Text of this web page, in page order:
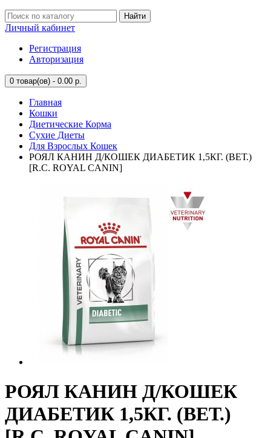
Найти
Личный кабинет
Регистрация
Авторизация
0 товар(ов) - 0.00 р.
Главная
Кошки
Диетические Корма
Сухие Диеты
Для Взрослых Кошек
РОЯЛ КАНИН Д/КОШЕК ДИАБЕТИК 1,5КГ. (ВЕТ.)
[R.C. ROYAL CANIN]
РОЯЛ КАНИН Д/КОШЕК
ДИАБЕТИК 1,5КГ. (ВЕТ.)